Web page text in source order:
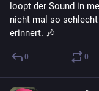
loopt der Sound in
nicht mal so schlecht
erinnert. 🎶
0 0